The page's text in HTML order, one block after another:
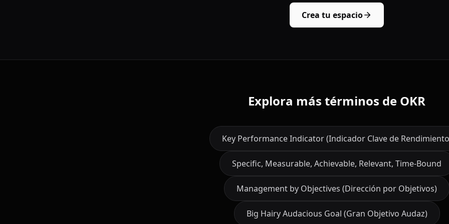
Crea tu espacio
Explora más términos de OKR
Key Performance Indicator (Indicador Clave de
Specific, Measurable, Achievable, Relevant, Time-Bound
Management by Objectives (Dirección por Objetivos)
Big Hairy Audacious Goal (Gran Objetivo Audaz)